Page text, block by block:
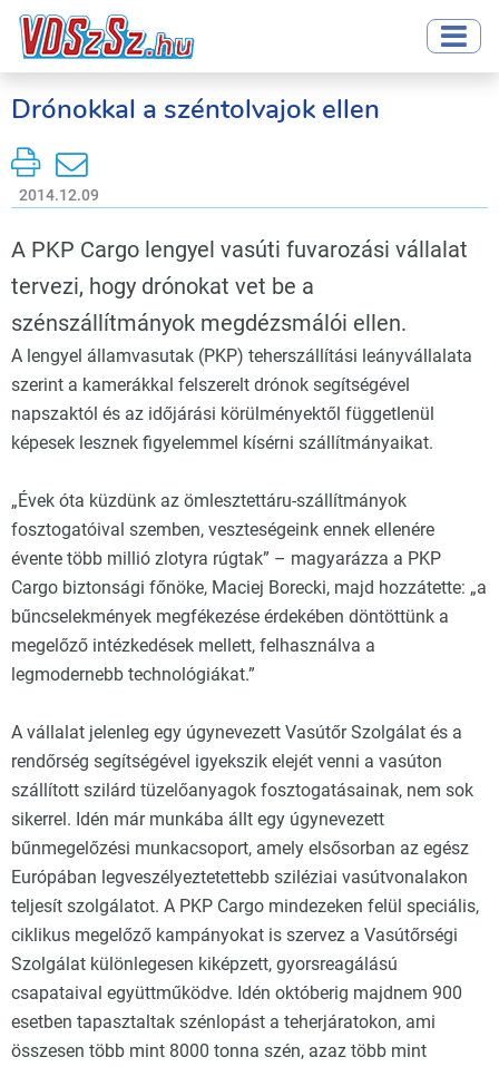
Drónokkal a széntolvajok ellen
2014.12.09
A PKP Cargo lengyel vasúti fuvarozási vállalat
tervezi, hogy drónokat vet be a
szénszállítmányok megdézsmálói ellen.
A lengyel államvasutak (PKP) teherszállítási leányvállalata
szerint a kamerákkal felszerelt drónok segítségével
napszaktól és az időjárási körülményektől függetlenül
képesek lesznek figyelemmel kísérni szállítmányaikat.
„Évek óta küzdünk az ömlesztettáru-szállítmányok
fosztogatóival szemben, veszteségeink ennek ellenére
évente több millió zlotyra rúgtak” – magyarázza a PKP
Cargo biztonsági főnöke, Maciej Borecki, majd hozzátette: „a
bűncselekmények megfékezése érdekében döntöttünk a
megelőző intézkedések mellett, felhasználva a
legmodernebb technológiákat.”
A vállalat jelenleg egy úgynevezett Vasútőr Szolgálat és a
rendőrség segítségével igyekszik elejét venni a vasúton
szállított szilárd tüzelőanyagok fosztogatásainak, nem sok
sikerrel. Idén már munkába állt egy úgynevezett
bűnmegelőzési munkacsoport, amely elsősorban az egész
Európában legveszélyeztetettebb sziléziai vasútvonalakon
teljesít szolgálatot. A PKP Cargo mindezeken felül speciális,
ciklikus megelőző kampányokat is szervez a Vasútőrségi
Szolgálat különlegesen kiképzett, gyorsreagálású
csapataival együttműködve. Idén októberig majdnem 900
esetben tapasztaltak szénlopást a teherjáratokon, ami
összesen több mint 8000 tonna szén, azaz több mint